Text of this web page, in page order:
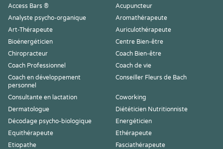
Access Bars ®
Acupuncteur
Analyste psycho-organique
Aromathérapeute
Art-Thérapeute
Auriculothérapeute
Bioénergéticien
Centre Bien-être
Chiropracteur
Coach Bien-être
Coach Professionnel
Coach de vie
Coach en développement
personnel
Conseiller Fleurs de Bach
Consultante en lactation
Coworking
Dermatologue
Diététicien Nutritionniste
Décodage psycho-biologique
Energéticien
Equithérapeute
Ethérapeute
Etiopathe
Fasciathérapeute